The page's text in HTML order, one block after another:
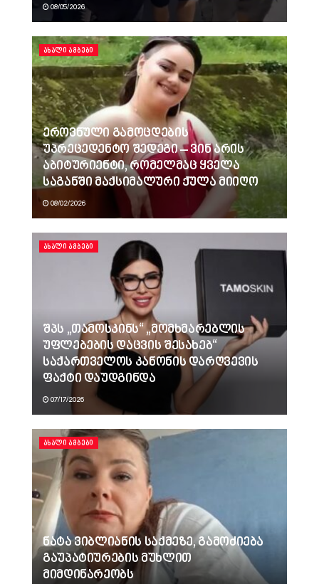
08/05/2026
ᲐᲮᲐᲚᲘ ᲐᲛᲑᲔᲑᲘ
ეროვნული გამოცდების
უპრეცედენტო შედეგი – ვინ არის
აბიტურიენტი, რომელმაც ყველა
საგანში მაქსიმალური ქულა მიიღო
08/02/2026
ᲐᲮᲐᲚᲘ ᲐᲛᲑᲔᲑᲘ
შპს „თამოსკინს“ „მომხმარებლის
უფლებების დაცვის შესახებ“
საქართველოს კანონის დარღვევის
ფაქტი დაუდგინდა
07/17/2026
ᲐᲮᲐᲚᲘ ᲐᲛᲑᲔᲑᲘ
ნატა ვიბლიანის საქმეზე, გამოძიება
გაუპატიურების მუხლით
მიმდინარეობს